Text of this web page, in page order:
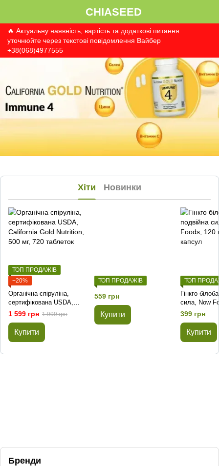
CHIASEED
🔥 Актуальну наявність, вартість та додаткові питання
уточнюйте через текстові повідомлення Вайбер
+38(068)4977555
Хіти Новинки
ТОП ПРОДАЖІВ
−20%
Органічна спіруліна,
сертифікована USDA,
California Gold Nutrition,
500 мг, 720 таблеток
1 599 грн 1 999 грн
Купити
ТОП ПРОДАЖІВ
559 грн
Купити
ТОП
Гінкго
сила, Now
50 капсул
399 грн
Купити
Бренди